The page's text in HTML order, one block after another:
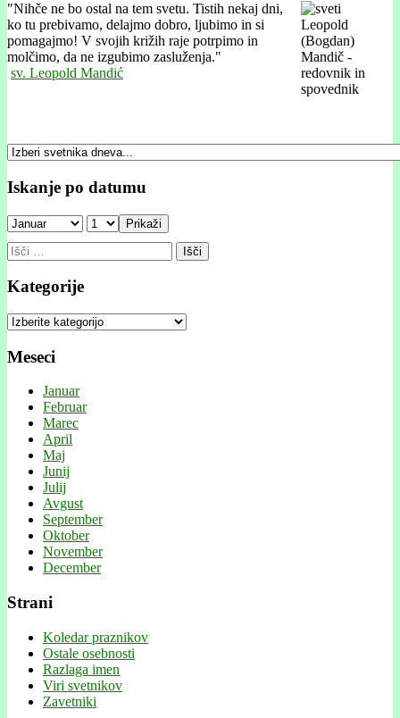
"Nihče ne bo ostal na tem svetu. Tistih nekaj dni,
ko tu prebivamo, delajmo dobro, ljubimo in si
pomagajmo! V svojih križih raje potrpimo in
molčimo, da ne izgubimo zasluženja."
sv. Leopold Mandić
Iskanje po datumu
Prikaži
Išči:
Kategorije
Kategorije
Meseci
Januar
Februar
Marec
April
Maj
Junij
Julij
Avgust
September
Oktober
November
December
Strani
Koledar praznikov
Ostale osebnosti
Razlaga imen
Viri svetnikov
Zavetniki